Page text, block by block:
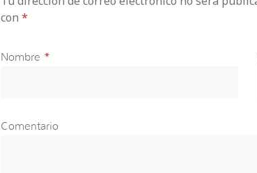
con *
Nombre *
Comentario